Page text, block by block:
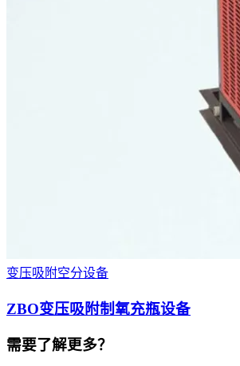
变压吸附空分设备
ZBO变压吸附制氧充瓶设备
需要了解更多？